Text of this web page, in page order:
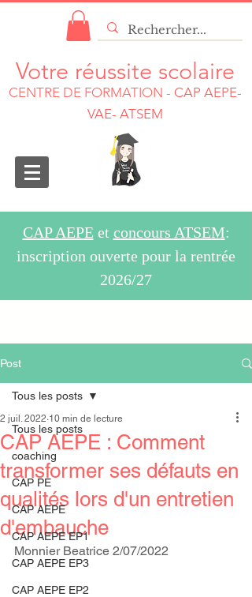
Votre réussite scolaire
CENTRE DE FORMATION - CAP AEPE-
VAE- ATSEM
CAP AEPEet concours ATSEM:
inscription ouverte pour la rentrée
2026/27
Post
Tous les posts
coaching
CAP PE
CAP AEPE
CAP AEPE EP1
CAP AEPE EP3
CAP AEPE EP2
Tous les posts
CAP AEPE : Comment
transformer ses défauts en
qualités lors d'un entretien
d'embauche
2 juil. 2022 10 min de lecture
Monnier Beatrice 2/07/2022